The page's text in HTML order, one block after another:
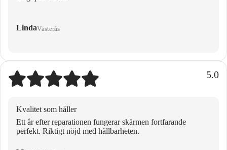
LindaVästerås
5.0
Kvalitet som håller
Ett år efter reparationen fungerar skärmen fortfarande
perfekt. Riktigt nöjd med hållbarheten.